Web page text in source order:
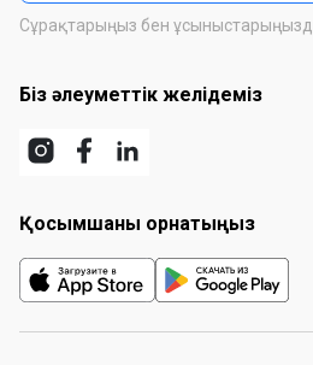
Сұрақтарыңыз бен
Біз әлеуметтік желідеміз
Қосымшаны орнатыңыз